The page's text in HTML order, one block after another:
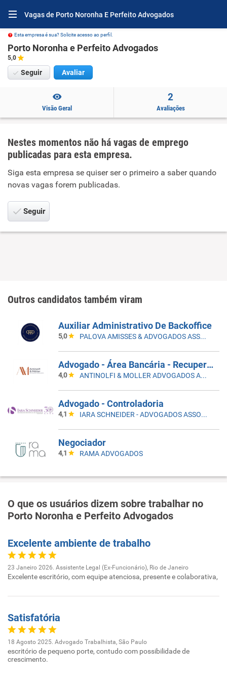
Vagas de Porto Noronha E Perfeito Advogados
Esta empresa é sua? Solicite acesso ao perfil.
Porto Noronha e Perfeito Advogados
5,0
Seguir Avaliar
Visão Geral
2
Avaliações
Nestes momentos não há vagas de emprego
publicadas para esta empresa.
Siga esta empresa se quiser ser o primeiro a saber quando
novas vagas forem publicadas.
Seguir
Outros candidatos também viram
Auxiliar Administrativo De Backoffice
5,0 PALOVA AMISSES & ADVOGADOS ASSOCIADOS
Advogado - Área Bancária - Recuperaçao Judicial
4,0 ANTINOLFI & MOLLER ADVOGADOS ASSOCIADOS
Advogado - Controladoria
4,1 IARA SCHNEIDER - ADVOGADOS ASSOCIADOS
Negociador
4,1 RAMA ADVOGADOS
O que os usuários dizem sobre trabalhar no
Porto Noronha e Perfeito Advogados
Excelente ambiente de trabalho
23 Janeiro 2026. Assistente Legal (Ex-Funcionário), Rio de Janeiro
Excelente escritório, com equipe atenciosa, presente e colaborativa,
Satisfatória
18 Agosto 2025. Advogado Trabalhista, São Paulo
escritório de pequeno porte, contudo com possibilidade de
crescimento.